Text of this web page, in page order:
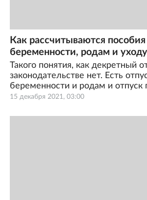
15 декабря 2021, 03:00
Как рассчитываются
беременности, родам и
Такого понятия, как декретный
законодательстве нет. Есть
беременности и родам и отпуск